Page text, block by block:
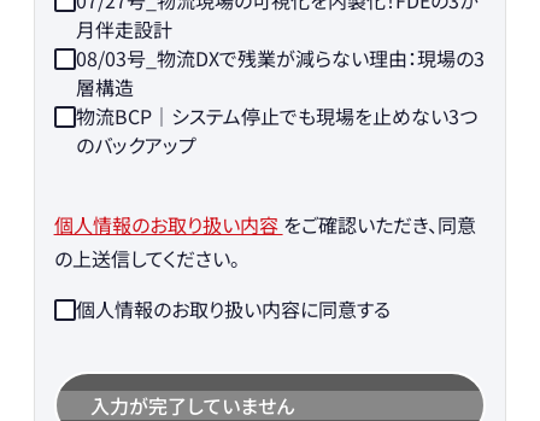
月伴走設計
08/03号_物流DXで残業が減らない理由：現場の3
層構造
物流BCP｜システム停止でも現場を止めない3つ
のバックアップ
個人情報のお取り扱い内容 をご確認いただき、同意
の上送信してください。
個人情報のお取り扱い内容に同意する